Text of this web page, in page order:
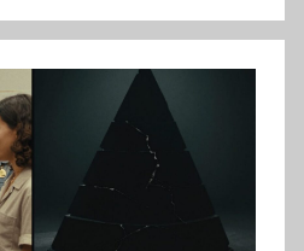
e
k
A
n
d
T
h